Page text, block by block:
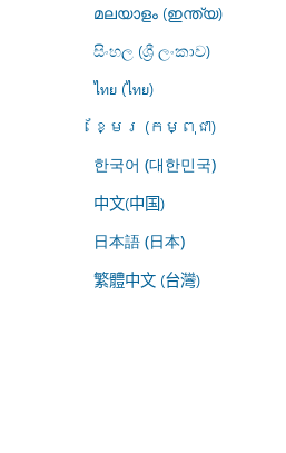
മലയാളം (ഇന്ത്യ)
සිංහල (ශ්‍රී ලංකාව)
ไทย (ไทย)
ខ្មែរ (កម្ពុជា)
한국어 (대한민국)
中文(中国)
日本語 (日本)
繁體中文 (台灣)